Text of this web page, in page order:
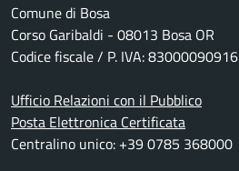
Comune di Bosa
Corso Garibaldi - 08013 Bosa OR
Codice fiscale / P. IVA: 83000090916
Ufficio Relazioni con il Pubblico
Posta Elettronica Certificata
Centralino unico: +39 0785 368000